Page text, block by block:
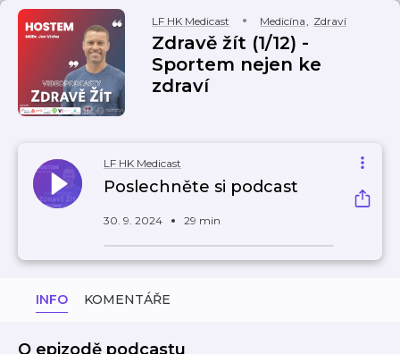
LF HK Medicast Medicína, Zdraví
Zdravě žít (1/12) -
Sportem nejen ke
zdraví
LF HK Medicast
Poslechněte si podcast
30. 9. 2024 29 min
INFO KOMENTÁŘE
O epizodě podcastu